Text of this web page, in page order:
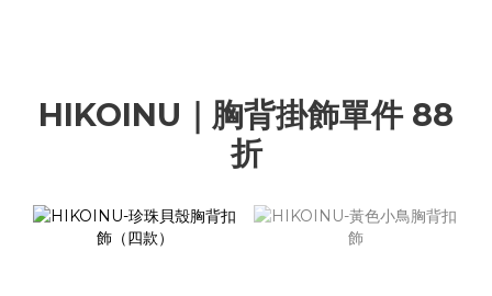
HIKOINU｜胸背掛飾單件 88
折